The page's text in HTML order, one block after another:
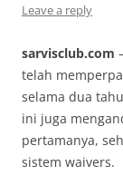
Leave a reply
sarvisclub.com
telah
selama dua
ini juga
pertamanya,
sistem waivers.